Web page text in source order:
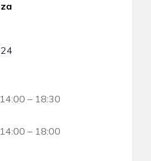
– 18:30
– 18:00